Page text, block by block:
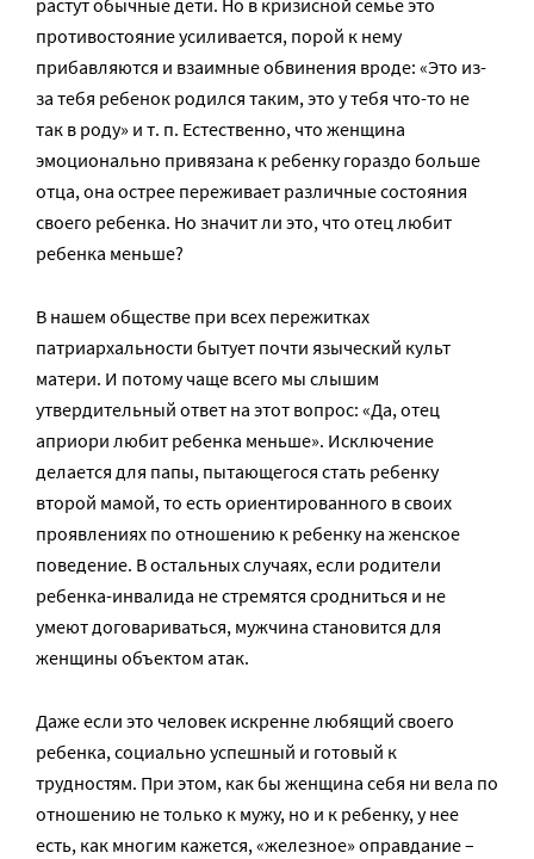
растут обычные дети. Но в кризисной семье это
противостояние усиливается, порой к нему
прибавляются и взаимные обвинения вроде: «Это из-
за тебя ребенок родился таким, это у тебя что-то не
так в роду» и т. п. Естественно, что женщина
эмоционально привязана к ребенку гораздо больше
отца, она острее переживает различные состояния
своего ребенка. Но значит ли это, что отец любит
ребенка меньше?
В нашем обществе при всех пережитках
патриархальности бытует почти языческий культ
матери. И потому чаще всего мы слышим
утвердительный ответ на этот вопрос: «Да, отец
априори любит ребенка меньше». Исключение
делается для папы, пытающегося стать ребенку
второй мамой, то есть ориентированного в своих
проявлениях по отношению к ребенку на женское
поведение. В остальных случаях, если родители
ребенка-инвалида не стремятся сродниться и не
умеют договариваться, мужчина становится для
женщины объектом атак.
Даже если это человек искренне любящий своего
ребенка, социально успешный и готовый к
трудностям. При этом, как бы женщина себя ни вела по
отношению не только к мужу, но и к ребенку, у нее
есть, как многим кажется, «железное» оправдание –